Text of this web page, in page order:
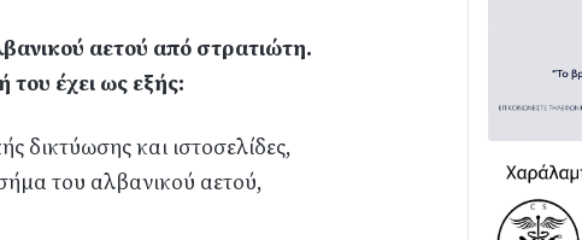
αετού από στρατιώτη.
έχει ως εξής:
δικτύωσης και ιστοσελίδες,
του αλβανικού αετού,